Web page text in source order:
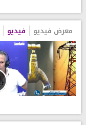
معرض فيديو فيديو